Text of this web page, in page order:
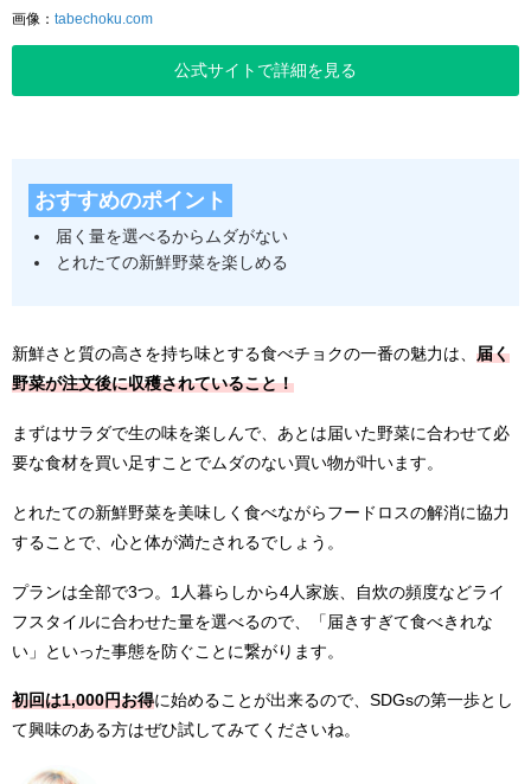
画像： tabechoku.com
公式サイトで詳細を見る
おすすめのポイント
届く量を選べるからムダがない
とれたての新鮮野菜を楽しめる
新鮮さと質の高さを持ち味とする食べチョクの一番の魅力は、 届く
野菜が注文後に収穫されていること！
まずはサラダで生の味を楽しんで、あとは届いた野菜に合わせて必
要な食材を買い足すことでムダのない買い物が叶います。
とれたての新鮮野菜を美味しく食べながらフードロスの解消に協力
することで、心と体が満たされるでしょう。
プランは全部で3つ。1人暮らしから4人家族、自炊の頻度などライ
フスタイルに合わせた量を選べるので、「届きすぎて食べきれな
い」といった事態を防ぐことに繋がります。
初回は1,000円お得に始めることが出来るので、SDGsの第一歩とし
て興味のある方はぜひ試してみてくださいね。